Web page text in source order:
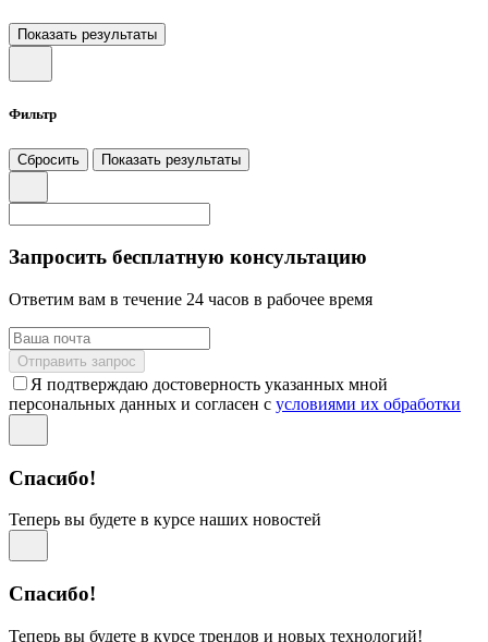
Показать результаты
Фильтр
Сбросить Показать результаты
Запросить бесплатную консультацию
Ответим вам в течение 24 часов в рабочее время
Отправить запрос
Я подтверждаю достоверность указанных мной
персональных данных и согласен с условиями их обработки
Спасибо!
Теперь вы будете в курсе наших новостей
Спасибо!
Теперь вы будете в курсе трендов и новых технологий!